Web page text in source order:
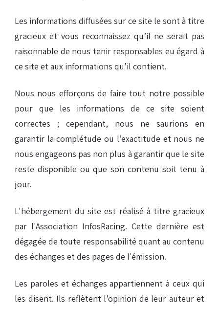
Les informations diffusées sur ce site le sont à titre
gracieux et vous reconnaissez qu’il ne serait pas
raisonnable de nous tenir responsables eu égard à
ce site et aux informations qu’il contient.
Nous nous efforçons de faire tout notre possible
pour que les informations de ce site soient
correctes ; cependant, nous ne saurions en
garantir la complétude ou l’exactitude et nous ne
nous engageons pas non plus à garantir que le site
reste disponible ou que son contenu soit tenu à
jour.
L'hébergement du site est réalisé à titre gracieux
par l'Association InfosRacing. Cette dernière est
dégagée de toute responsabilité quant au contenu
des échanges et des pages de l'émission.
Les paroles et échanges appartiennent à ceux qui
les disent. Ils reflètent l’opinion de leur auteur et